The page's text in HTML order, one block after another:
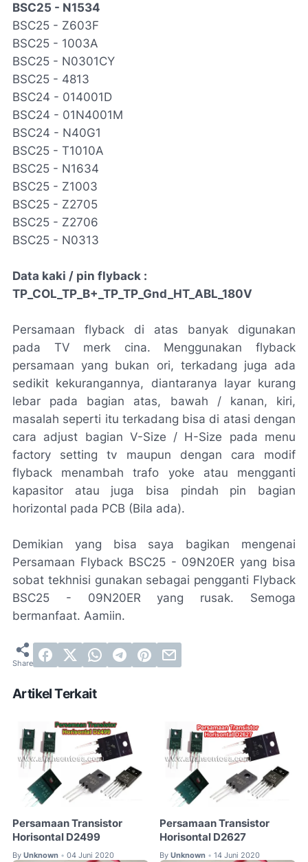
BSC25 - N1534
BSC25 - Z603F
BSC25 - 1003A
BSC25 - N0301CY
BSC25 - 4813
BSC24 - 014001D
BSC24 - 01N4001M
BSC24 - N40G1
BSC25 - T1010A
BSC25 - N1634
BSC25 - Z1003
BSC25 - Z2705
BSC25 - Z2706
BSC25 - N0313
Data kaki / pin flyback :
TP_COL_TP_B+_TP_TP_Gnd_HT_ABL_180V
Persamaan flyback di atas banyak digunakan
pada TV merk cina. Menggunakan flyback
persamaan yang bukan ori, terkadang juga ada
sedikit kekurangannya, diantaranya layar kurang
lebar pada bagian atas, bawah / kanan, kiri,
masalah seperti itu terkadang bisa di atasi dengan
cara adjust bagian V-Size / H-Size pada menu
factory setting tv maupun dengan cara modif
flyback menambah trafo yoke atau mengganti
kapasitor atau juga bisa pindah pin bagian
horizontal pada PCB (Bila ada).
Demikian yang bisa saya bagikan mengenai
Persamaan Flyback BSC25 - 09N20ER yang bisa
sobat tekhnisi gunakan sebagai pengganti Flyback
BSC25 - 09N20ER yang rusak. Semoga
bermanfaat. Aamiin.
Artikel Terkait
Persamaan Transistor
Horisontal D2499
By Unknown • 04 Juni 2020
Persamaan Transistor
Horisontal D2627
By Unknown • 14 Juni 2020